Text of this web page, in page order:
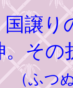
譲り
その
（ふつ